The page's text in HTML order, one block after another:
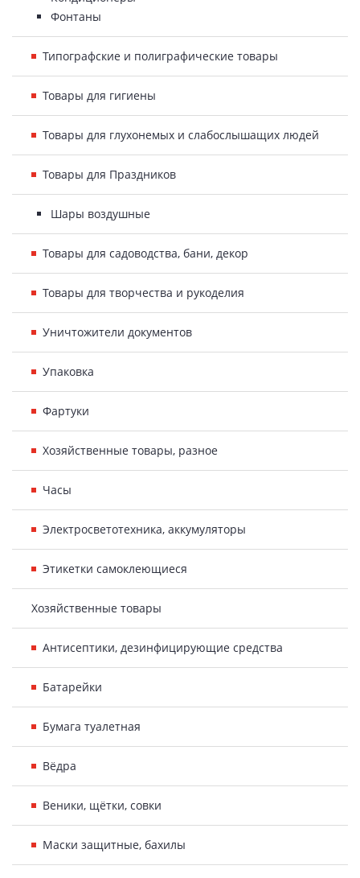
Фонтаны
Типографские и полиграфические товары
Товары для гигиены
Товары для глухонемых и слабослышащих людей
Товары для Праздников
Шары воздушные
Товары для садоводства, бани, декор
Товары для творчества и рукоделия
Уничтожители документов
Упаковка
Фартуки
Хозяйственные товары, разное
Часы
Электросветотехника, аккумуляторы
Этикетки самоклеющиеся
Хозяйственные товары
Антисептики, дезинфицирующие средства
Батарейки
Бумага туалетная
Вёдра
Веники, щётки, совки
Маски защитные, бахилы